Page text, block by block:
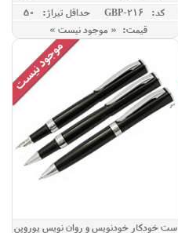
OFFICER
کد: GBP-216
حداقل تيراژ: 50
قیمت: « موجود نیست »
ست خودکار خودنویس و روان نویس یوروپن